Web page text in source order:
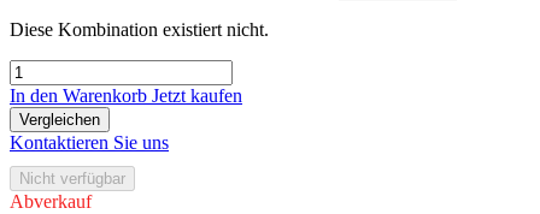
Diese Kombination existiert nicht.
In den Warenkorb Jetzt kaufen
Vergleichen
Kontaktieren Sie uns
Nicht verfügbar
Abverkauf